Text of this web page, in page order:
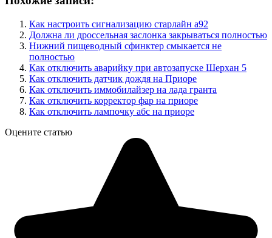
Как настроить сигнализацию старлайн а92
Должна ли дроссельная заслонка закрываться полностью
Нижний пищеводный сфинктер смыкается не
полностью
Как отключить аварийку при автозапуске Шерхан 5
Как отключить датчик дождя на Приоре
Как отключить иммобилайзер на лада гранта
Как отключить корректор фар на приоре
Как отключить лампочку абс на приоре
Оцените статью